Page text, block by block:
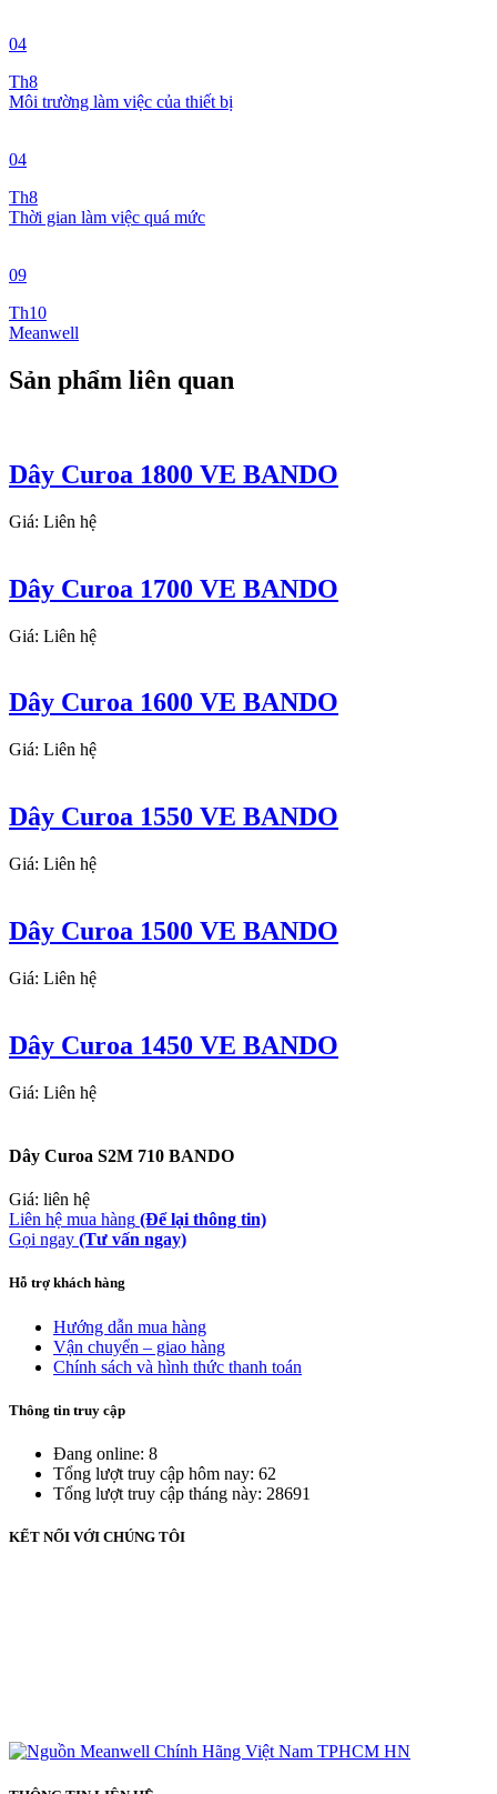
04
Th8
Môi trường làm việc của thiết bị
04
Th8
Thời gian làm việc quá mức
09
Th10
Meanwell
Sản phẩm liên quan
Dây Curoa 1800 VE BANDO
Giá: Liên hệ
Dây Curoa 1700 VE BANDO
Giá: Liên hệ
Dây Curoa 1600 VE BANDO
Giá: Liên hệ
Dây Curoa 1550 VE BANDO
Giá: Liên hệ
Dây Curoa 1500 VE BANDO
Giá: Liên hệ
Dây Curoa 1450 VE BANDO
Giá: Liên hệ
Dây Curoa S2M 710 BANDO
Giá: liên hệ
Liên hệ mua hàng (Để lại thông tin)
Gọi ngay (Tư vấn ngay)
Hỗ trợ khách hàng
Hướng dẫn mua hàng
Vận chuyển – giao hàng
Chính sách và hình thức thanh toán
Thông tin truy cập
Đang online: 8
Tổng lượt truy cập hôm nay: 62
Tổng lượt truy cập tháng này: 28691
KẾT NỐI VỚI CHÚNG TÔI